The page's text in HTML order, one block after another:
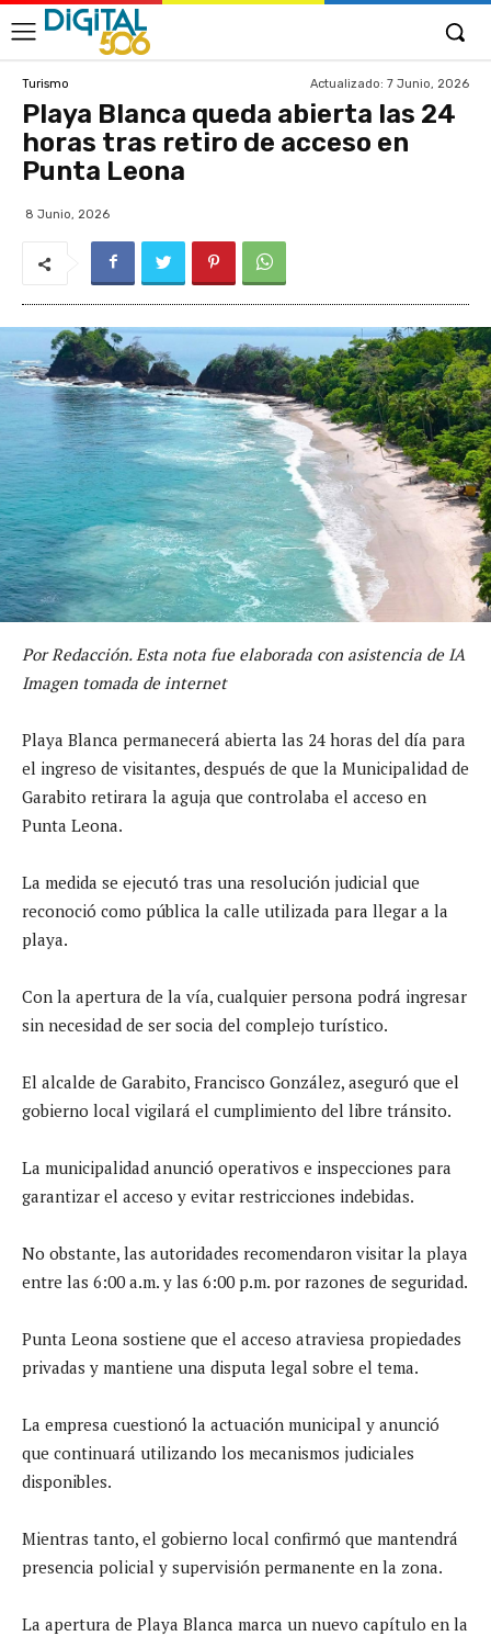
Turismo Actualizado: 7 Junio, 2026
Playa Blanca queda abierta las 24
horas tras retiro de acceso en
Punta Leona
8 Junio, 2026
Por Redacción. Esta nota fue elaborada con asistencia de IA
Imagen tomada de internet
Playa Blanca permanecerá abierta las 24 horas del día para
el ingreso de visitantes, después de que la Municipalidad de
Garabito retirara la aguja que controlaba el acceso en
Punta Leona.
La medida se ejecutó tras una resolución judicial que
reconoció como pública la calle utilizada para llegar a la
playa.
Con la apertura de la vía, cualquier persona podrá ingresar
sin necesidad de ser socia del complejo turístico.
El alcalde de Garabito, Francisco González, aseguró que el
gobierno local vigilará el cumplimiento del libre tránsito.
La municipalidad anunció operativos e inspecciones para
garantizar el acceso y evitar restricciones indebidas.
No obstante, las autoridades recomendaron visitar la playa
entre las 6:00 a.m. y las 6:00 p.m. por razones de seguridad.
Punta Leona sostiene que el acceso atraviesa propiedades
privadas y mantiene una disputa legal sobre el tema.
La empresa cuestionó la actuación municipal y anunció
que continuará utilizando los mecanismos judiciales
disponibles.
Mientras tanto, el gobierno local confirmó que mantendrá
presencia policial y supervisión permanente en la zona.
La apertura de Playa Blanca marca un nuevo capítulo en la